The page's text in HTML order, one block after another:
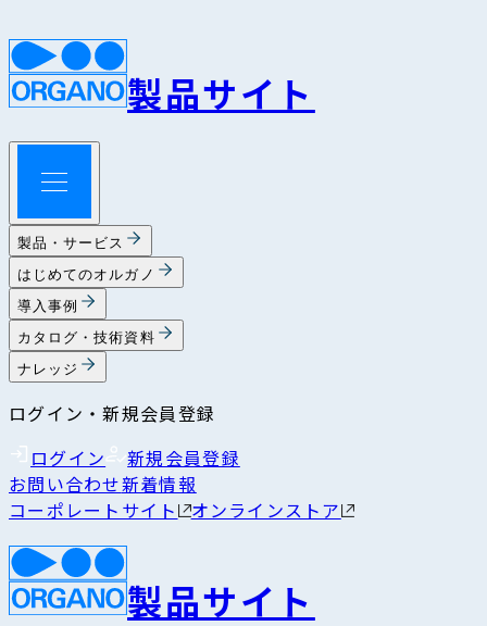
製品サイト
製品・サービス
はじめてのオルガノ
導入事例
カタログ・技術資料
ナレッジ
ログイン・新規会員登録
ログイン
新規会員登録
お問い合わせ新着情報
コーポレートサイト
オンラインストア
製品サイト